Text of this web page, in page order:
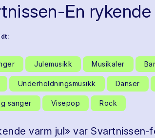
En rykende
Julemusikk Musikaler
Underholdningsmusikk Danser
sanger Visepop Rock
varm jul» var